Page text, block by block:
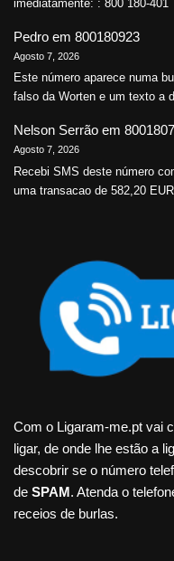
imediatamente: : 800 180-401
Pedro em 800180923
Agosto 7, 2026
Este número aparece numa
falso da Worten e um texto a
Nelson Serrão em
Agosto 7, 2026
Recebi SMS deste número
uma transacao de 582,20
Com o Ligaram-me.pt vai
ligar, de onde lhe estão a
descobrir se o número
de SPAM. Atenda o
receios de burlas.